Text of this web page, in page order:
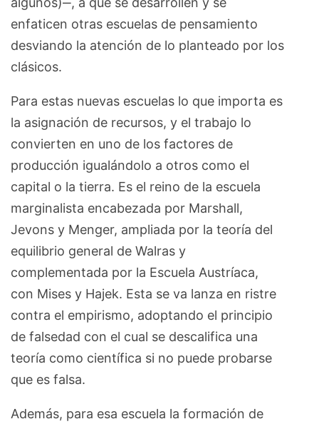
enfaticen otras escuelas de pensamiento
desviando la atención de lo planteado por los
clásicos.
Para estas nuevas escuelas lo que importa es
la asignación de recursos, y el trabajo lo
convierten en uno de los factores de
producción igualándolo a otros como el
capital o la tierra. Es el reino de la escuela
marginalista encabezada por Marshall,
Jevons y Menger, ampliada por la teoría del
equilibrio general de Walras y
complementada por la Escuela Austríaca,
con Mises y Hajek. Esta se va lanza en ristre
contra el empirismo, adoptando el principio
de falsedad con el cual se descalifica una
teoría como científica si no puede probarse
que es falsa.
Además, para esa escuela la formación de